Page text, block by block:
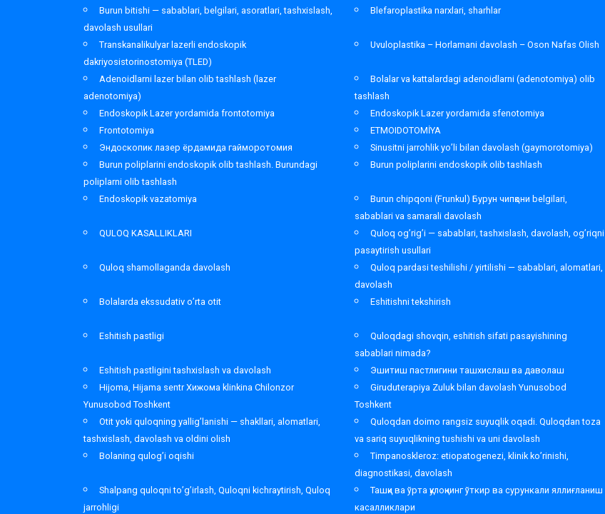
Burun bitishi — sabablari, belgilari, asoratlari, tashxislash,
davolash usullari
Blefaroplastika narxlari, sharhlar
Transkanalikulyar lazerli endoskopik
dakriyosistorinostomiya (TLED)
Uvuloplastika – Horlamani davolash – Oson Nafas Olish
Adenoidlarni lazer bilan olib tashlash (lazer
adenotomiya)
Bolalar va kattalardagi adenoidlarni (adenotomiya) olib
tashlash
Endoskopik Lazer yordamida frontotomiya Endoskopik Lazer yordamida sfenotomiya
Frontotomiya
ETMOIDOTOMİYA
Эндоскопик лазер ёрдамида гайморотомия
Sinusitni jarrohlik yo’li bilan davolash (gaymorotomiya)
Burun poliplarini endoskopik olib tashlash. Burundagi
poliplarni olib tashlash
Burun poliplarini endoskopik olib tashlash
Endoskopik vazatomiya
Burun chipqoni (Frunkul) Бурун чипқони belgilari,
sabablari va samarali davolash
QULOQ KASALLIKLARI
Quloq og’rig’i — sabablari, tashxislash, davolash, og’riqni
pasaytirish usullari
Quloq shamollaganda davolash
Quloq pardasi teshilishi / yirtilishi — sabablari, alomatlari,
davolash
Bolalarda ekssudativ o’rta otit
Eshitishni tekshirish
Eshitish pastligi
Quloqdagi shovqin, eshitish sifati pasayishining
sabablari nimada?
Eshitish pastligini tashxislash va davolash
Эшитиш пастлигини ташхислаш ва даволаш
Hijoma, Hijama sentr Хижома klinkina Chilonzor
Yunusobod Toshkent
Giruduterapiya Zuluk bilan davolash Yunusobod
Toshkent
Otit yoki quloqning yallig’lanishi — shakllari, alomatlari,
tashxislash, davolash va oldini olish
Quloqdan doimo rangsiz suyuqlik oqadi. Quloqdan toza
va sariq suyuqlikning tushishi va uni davolash
Bolaning qulog’i oqishi
Timpanoskleroz: etiopatogenezi, klinik ko’rinishi,
diagnostikasi, davolash
Shalpang quloqni to’g’irlash, Quloqni kichraytirish, Quloq
jarrohligi
Ташқи ва ўрта қулоқнинг ўткир ва сурункали яллиғланиш
касалликлари